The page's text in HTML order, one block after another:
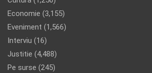
Economie (3,155)
Eveniment (1,566)
Interviu (16)
Justitie (4,488)
Pe surse (245)